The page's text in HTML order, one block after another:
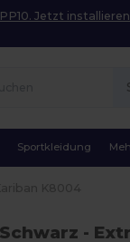
Jetzt
Sportkleidung
-